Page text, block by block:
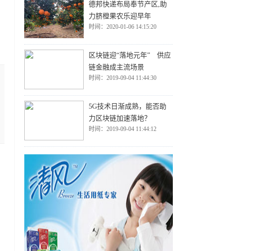
德邦快递布局奉节产区,助
力脐橙果农乐迎早年
时间：2020-01-06 14:15:20
区块链迎“落地元年” 供应
链金融成主流场景
时间：2019-09-04 11:44:30
5G技术日渐成熟，能否助
力区块链加速落地？
时间：2019-09-04 11:44:12